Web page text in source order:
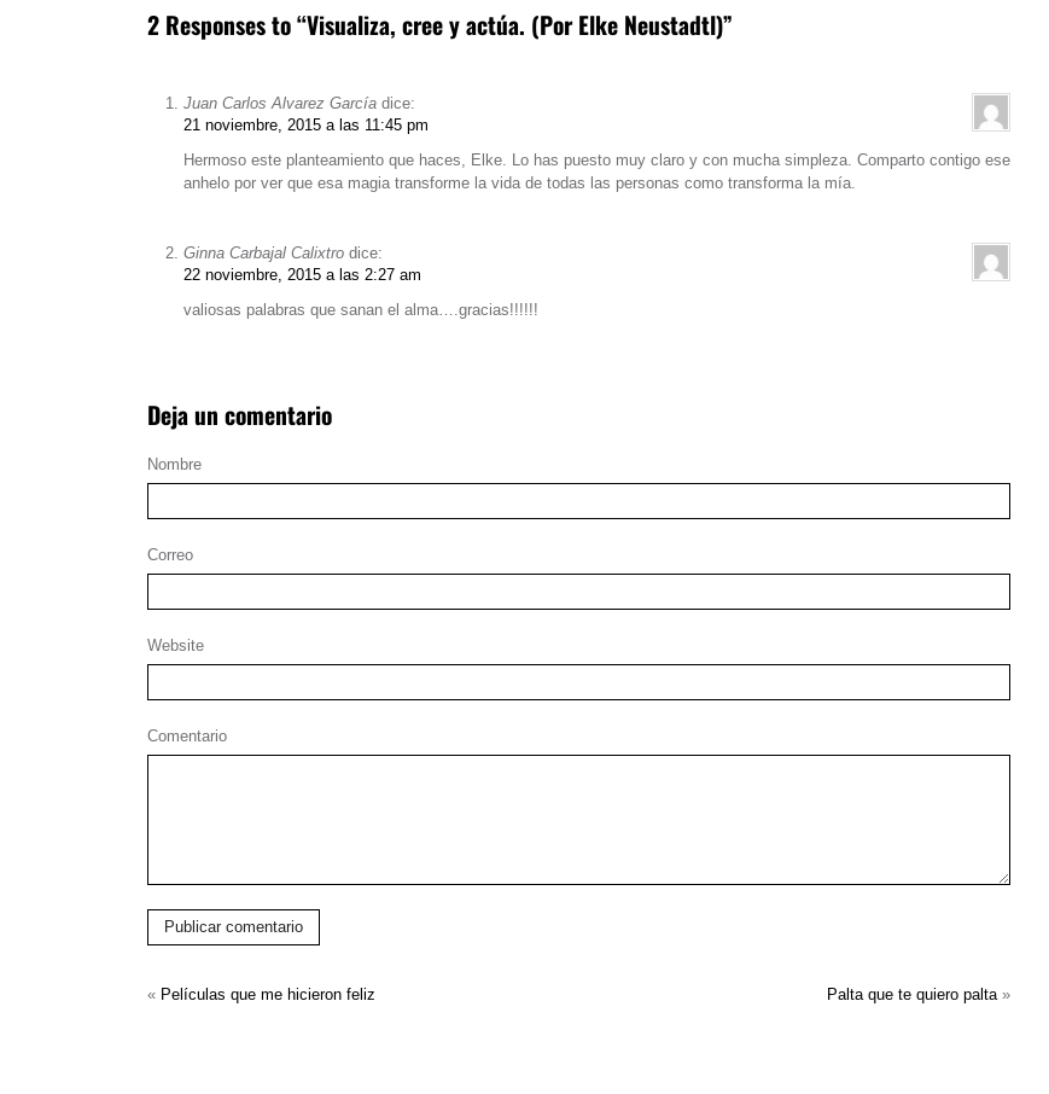
2 Responses to “Visualiza, cree y actúa. (Por Elke Neustadtl)”
Juan Carlos Alvarez García dice:
21 noviembre, 2015 a las 11:45 pm
Hermoso este planteamiento que haces, Elke. Lo has puesto muy claro y con mucha simpleza. Comparto contigo ese
anhelo por ver que esa magia transforme la vida de todas las personas como transforma la mía.
Ginna Carbajal Calixtro dice:
22 noviembre, 2015 a las 2:27 am
valiosas palabras que sanan el alma….gracias!!!!!!
Deja un comentario
Nombre
Correo
Website
Comentario
Publicar comentario
« Películas que me hicieron feliz Palta que te quiero palta»